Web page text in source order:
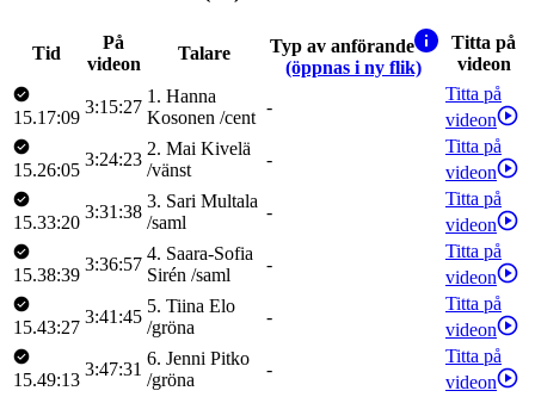
Tid
På
videon
Talare
Typ av anförande
(öppnas i ny flik)
Titta på
videon
15.17:09
3:15:27
1 . Hanna
Kosonen /cent
-
Titta på
videon
15.26:05
3:24:23
2. Mai Kivelä
/vänst
-
Titta på
videon
15.33:20
3:31:38
3. Sari Multala
/saml
-
Titta på
videon
15.38:39
3:36:57
4. Saara-Sofia
Sirén /saml
-
Titta på
videon
15.43:27
3:41:45
5. Tiina Elo
/gröna
-
Titta på
videon
15.49:13
3:47:31
6. Jenni Pitko
/gröna
-
Titta på
videon